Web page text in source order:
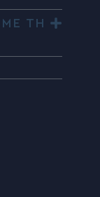
ΤΗ